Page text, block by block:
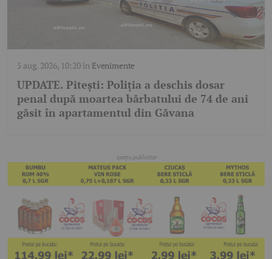
5 aug. 2026, 10:20în Evenimente
UPDATE. Pitești: Poliția a deschis dosar
penal după moartea bărbatului de 74 de ani
găsit în apartamentul din Găvana